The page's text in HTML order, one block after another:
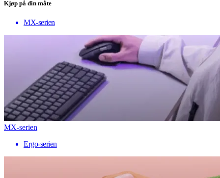
Kjøp på din måte
MX-serien
MX-serien
Ergo-serien